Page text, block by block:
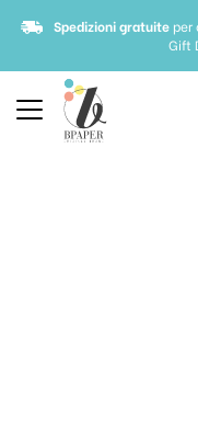
Spedizioni gratuiteper
Gift